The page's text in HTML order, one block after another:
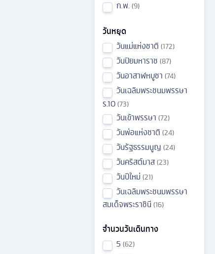
ก.พ. 9
วันหยุด
วันแม่แห่งชาติ 172
วันปิยมหาราช 87
วันอาสาฬหบูชา 74
วันเฉลิมพระชนมพรรษา
ร.10 73
วันเข้าพรรษา 72
วันพ่อแห่งชาติ 24
วันรัฐธรรมนูญ 24
วันคริสต์มาส 23
วันปีใหม่ 21
วันเฉลิมพระชนมพรรษา
สมเด็จพระราชินี 16
จำนวนวันเดินทาง
5 62